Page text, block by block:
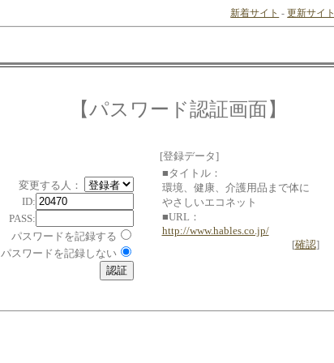
新着サイト -更新サイト
【パスワード認証画面】
変更する人：
ID:
PASS:
パスワードを記録する
パスワードを記録しない
[登録データ]
■タイトル：
環境、健康、介護用品まで体に
やさしいエコネット
■URL：
http://www.hables.co.jp/
[確認]